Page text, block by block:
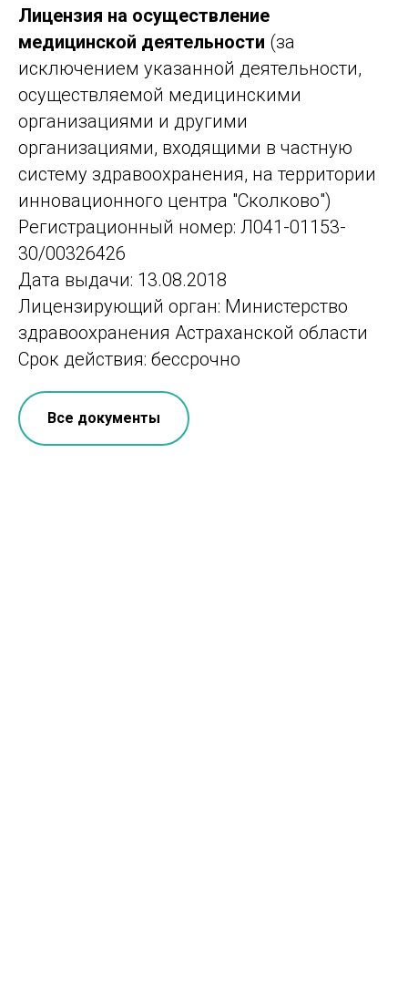
Лицензия на осуществление
медицинской деятельности (за
исключением указанной деятельности,
осуществляемой медицинскими
организациями и другими
организациями, входящими в частную
систему здравоохранения, на территории
инновационного центра "Сколково")
Регистрационный номер: Л041-01153-
30/00326426
Дата выдачи: 13.08.2018
Лицензирующий орган: Министерство
здравоохранения Астраханской области
Срок действия: бессрочно
Все документы